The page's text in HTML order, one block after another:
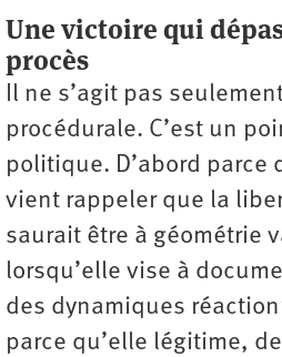
Une victoire qui
procès
Il ne s’agit pas
procédurale. C’est un
politique. D’abord parce
vient rappeler que la
saurait être à géométrie
lorsqu’elle vise à
des dynamiques
parce qu’elle légitime,